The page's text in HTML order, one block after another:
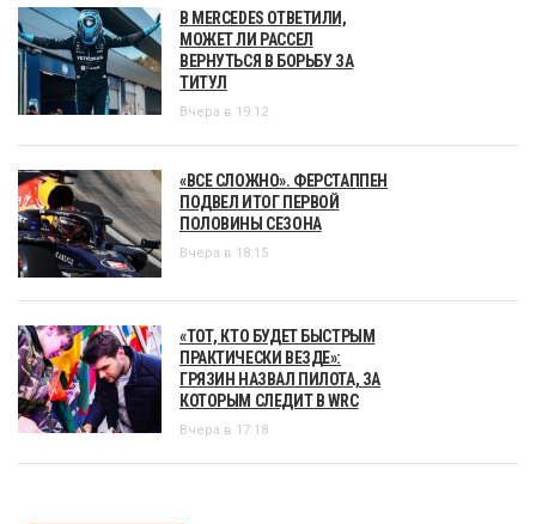
В MERCEDES ОТВЕТИЛИ,
МОЖЕТ ЛИ РАССЕЛ
ВЕРНУТЬСЯ В БОРЬБУ ЗА
ТИТУЛ
Вчера в 19:12
«ВСЕ СЛОЖНО». ФЕРСТАППЕН
ПОДВЕЛ ИТОГ ПЕРВОЙ
ПОЛОВИНЫ СЕЗОНА
Вчера в 18:15
«ТОТ, КТО БУДЕТ БЫСТРЫМ
ПРАКТИЧЕСКИ ВЕЗДЕ»:
ГРЯЗИН НАЗВАЛ ПИЛОТА, ЗА
КОТОРЫМ СЛЕДИТ В WRC
Вчера в 17:18